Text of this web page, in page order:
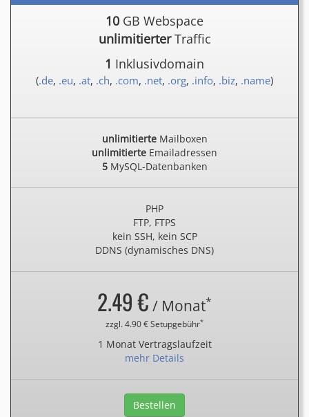
10 GB Webspace
unlimitierterTraffic
1 Inklusivdomain
(.de, .eu, .at, .ch, .com, .net, .org, .info, .biz, .name)
unlimitierteMailboxen
unlimitierte Emailadressen
5MySQL-Datenbanken
PHP
FTP, FTPS
kein SSH, kein SCP
DDNS (dynamisches DNS)
2.49 € / Monat*
zzgl. 4.90 € Setupgebühr*
1 Monat Vertragslaufzeit
mehr Details
Bestellen